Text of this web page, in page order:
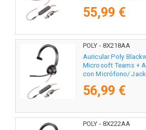
55,99 €
POLY - 8X218AA
Auricular Poly
Microsoft Teams +
con Micrófono/
56,99 €
POLY - 8X222AA